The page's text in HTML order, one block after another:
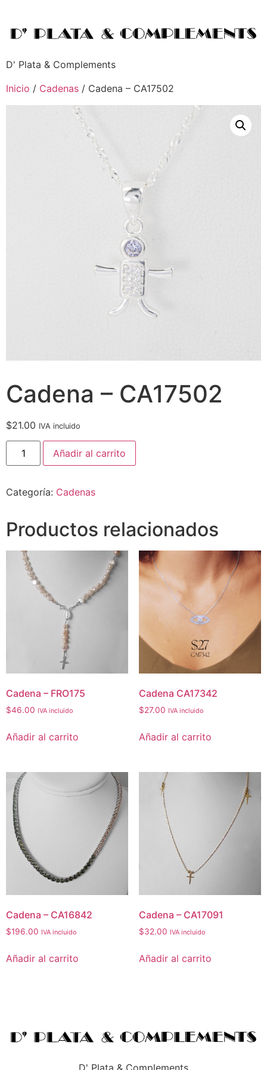
D' Plata & Complements
Inicio / Cadenas / Cadena – CA17502
Cadena – CA17502
$21.00 IVA incluido
Añadir al carrito
Categoría: Cadenas
Productos relacionados
Cadena – FRO175
$46.00 IVA incluido
Añadir al carrito
Cadena CA17342
$27.00 IVA incluido
Añadir al carrito
Cadena – CA16842
$196.00 IVA incluido
Añadir al carrito
Cadena – CA17091
$32.00 IVA incluido
Añadir al carrito